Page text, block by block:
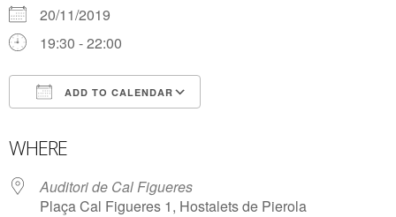
20/11/2019
19:30 - 22:00
ADD TO CALENDAR
WHERE
Auditori de Cal Figueres
Plaça Cal Figueres 1, Hostalets de Pierola